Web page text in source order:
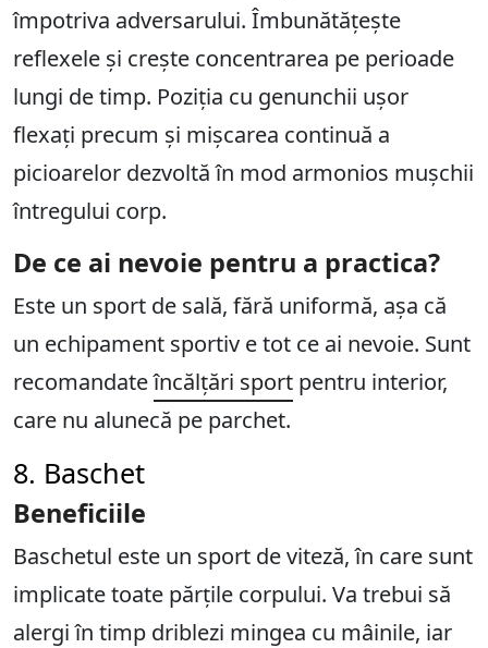
împotriva adversarului. Îmbunătățește
reflexele și crește concentrarea pe perioade
lungi de timp. Poziția cu genunchii ușor
flexați precum și mișcarea continuă a
picioarelor dezvoltă în mod armonios mușchii
întregului corp.
De ce ai nevoie pentru a practica?
Este un sport de sală, fără uniformă, așa că
un echipament sportiv e tot ce ai nevoie. Sunt
recomandateîncălțări sport pentru interior,
care nu alunecă pe parchet.
8. Baschet
Beneficiile
Baschetul este un sport de viteză, în care sunt
implicate toate părțile corpului. Va trebui să
alergi în timp driblezi mingea cu mâinile, iar